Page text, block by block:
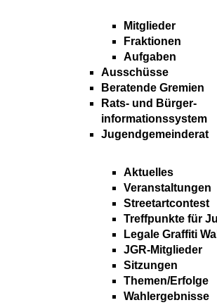
Mitglieder
Fraktionen
Aufgaben
Ausschüsse
Beratende Gremien
Rats- und Bürger-
informationssystem
Jugendgemeinderat
Aktuelles
Veranstaltungen
Streetartcontest
Treffpunkte für
Legale Graffiti
JGR-Mitglieder
Sitzungen
Themen/Erfolge
Wahlergebnisse